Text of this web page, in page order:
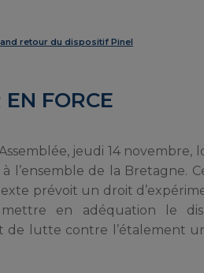
retour du dispositif Pinel
FORCE
jeudi 14
l’ensemble de la Bretagne.
prévoit un droit
mettre en adéquation le
de lutte contre l’étalement